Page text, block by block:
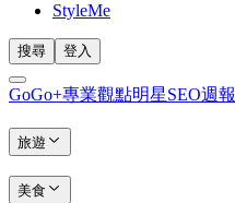
StyleMe
搜尋 登入
GoGo+專業觀點明星SEO週報
旅遊
美食